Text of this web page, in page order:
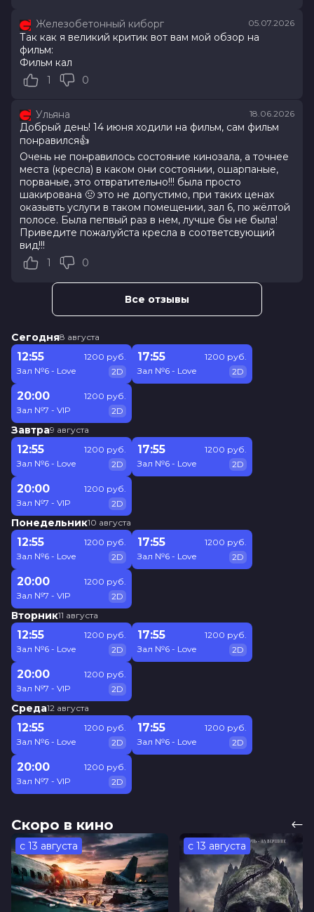
Оценка 7.2/ 10 (34 763 голоса)
Год
2026
Страна
Слоган
Режиссер
Кристина Асмус, Иван Охлобыстин,
Александр Самойленко, Мария
Рогожкина, Сергей Соцердотский,
Кирилл Нагиев
Продюсеры
Эдуард Илоян, Денис Жалинский,
Виталий Шляппо
Сценаристы
Савва Минаев, Клим Шипенко,
Максим Кудымов
Жанр
комедия, приключения
Бюджет
Длительность
до 17 июня
Можно оплатить
Железобетонный киборг 05.07.2026
Так как я великий критик вот вам мой обзор на
фильм:
Фильм кал
1
0
Ульяна 18.06.2026
Добрый день! 14 июня ходили на фильм, сам фильм
понравился👍
Очень не понравилось состояние кинозала, а точнее
места (кресла) в каком они состоянии, ошарпаные,
порваные, это отвратительно!!! была просто
шакирована 🤢 это не допустимо, при таких ценах
оказывть услуги в таком помещении, зал 6, по жёлтой
полосе. Была пепвый раз в нем, лучше бы не была!
Приведите пожалуйста кресла в соответсвующий
вид!!!
1
0
Все отзывы
Сегодня8 августа
12:55
Зал №6 - Love
1200 руб.
2D
17:55
Зал №6 - Love
1200 руб.
2D
20:00
Зал №7 - VIP
1200 руб.
2D
Завтра9 августа
12:55
Зал №6 - Love
1200 руб.
2D
17:55
Зал №6 - Love
1200 руб.
2D
20:00
Зал №7 - VIP
1200 руб.
2D
Понедельник10 августа
12:55
Зал №6 - Love
1200 руб.
2D
17:55
Зал №6 - Love
1200 руб.
2D
20:00
Зал №7 - VIP
1200 руб.
2D
Вторник11 августа
12:55
Зал №6 - Love
1200 руб.
2D
17:55
Зал №6 - Love
1200 руб.
2D
20:00
Зал №7 - VIP
1200 руб.
2D
Среда12 августа
12:55
Зал №6 - Love
1200 руб.
2D
17:55
Зал №6 - Love
1200 руб.
2D
20:00
Зал №7 - VIP
1200 руб.
2D
Скоро в кино
с 13 августа с 13 августа